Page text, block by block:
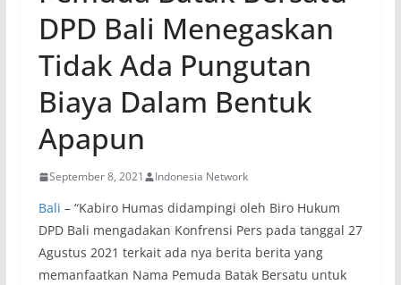
DPD Bali Menegaskan
Tidak Ada Pungutan
Biaya Dalam Bentuk
Apapun
September 8, 2021 Indonesia Network
Bali – “Kabiro Humas didampingi oleh Biro Hukum
DPD Bali mengadakan Konfrensi Pers pada tanggal 27
Agustus 2021 terkait ada nya berita berita yang
memanfaatkan Nama Pemuda Batak Bersatu untuk